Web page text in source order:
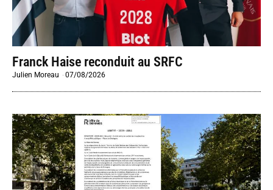
Franck Haise reconduit au SRFC
Julien Moreau -07/08/2026